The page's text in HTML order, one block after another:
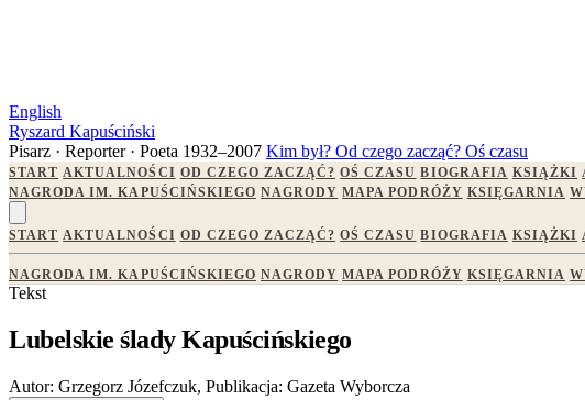
English
Ryszard Kapuściński
Pisarz · Reporter · Poeta 1932–2007 Kim był? Od czego zacząć? Oś czasu
START AKTUALNOŚCI OD CZEGO ZACZĄĆ? OŚ CZASU BIOGRAFIA KSIĄŻKI
NAGRODA IM. KAPUŚCIŃSKIEGO NAGRODY MAPA PODRÓŻY KSIĘGARNIA
START AKTUALNOŚCI OD CZEGO ZACZĄĆ? OŚ CZASU BIOGRAFIA KSIĄŻKI
NAGRODA IM. KAPUŚCIŃSKIEGO NAGRODY MAPA PODRÓŻY KSIĘGARNIA
Tekst
Lubelskie ślady Kapuścińskiego
Autor: Grzegorz Józefczuk, Publikacja: Gazeta Wyborcza